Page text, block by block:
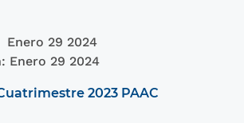
Enero 29 2024
Enero 29 2024
2023 PAAC